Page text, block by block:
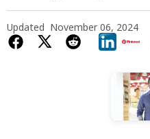
Chia
Updated November 06, 2024